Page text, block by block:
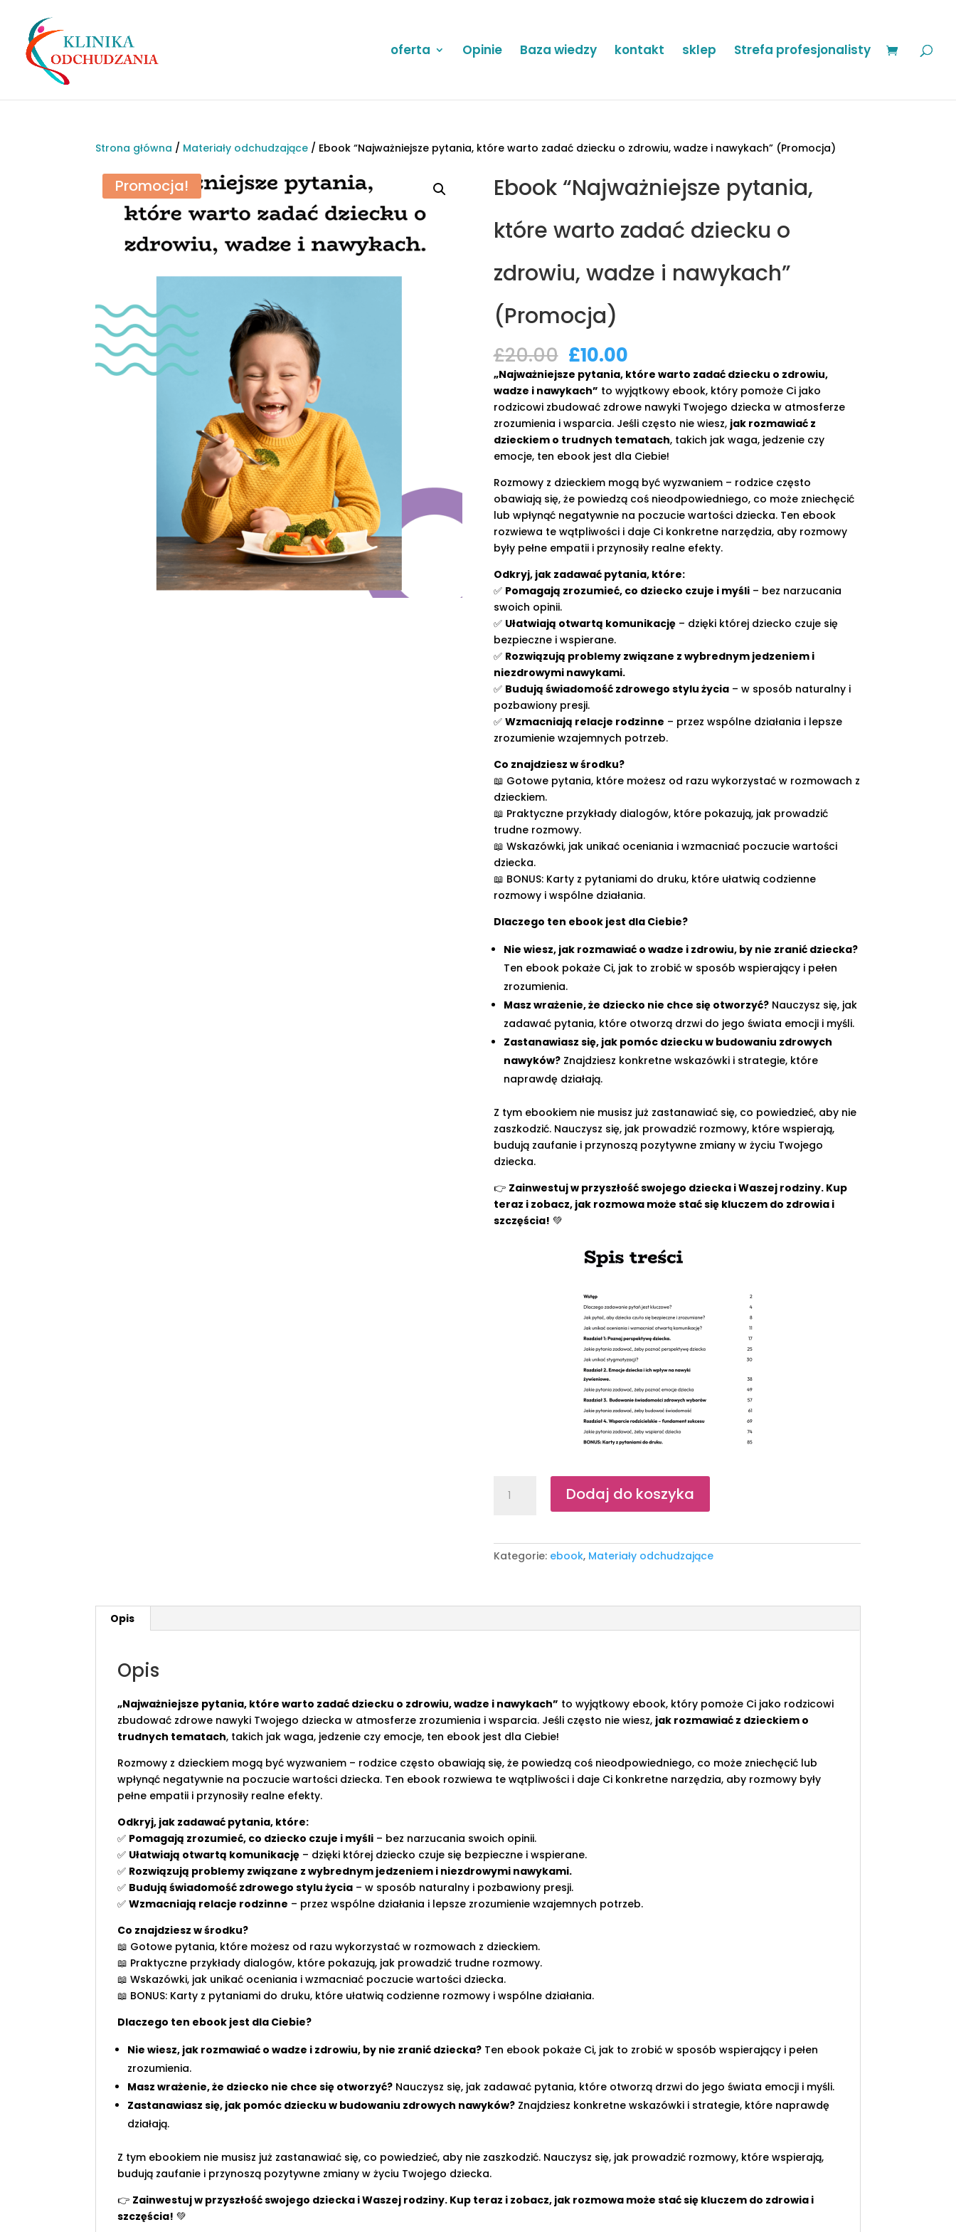
oferta Opinie Baza wiedzy kontakt sklep Strefa profesjonalisty
Strona główna / Materiały odchudzające / Ebook “Najważniejsze pytania, które warto zadać dziecku o zdrowiu, wadze i nawykach” (Promocja)
Promocja!
Ebook “Najważniejsze pytania,
które warto zadać dziecku o
zdrowiu, wadze i nawykach”
(Promocja)
£20.00 Pierwotna
cena
wynosiła:
£20.00.
£10.00Aktualna
cena
wynosi:
£10.00.
„Najważniejsze pytania, które warto zadać dziecku o zdrowiu,
wadze i nawykach” to wyjątkowy ebook, który pomoże Ci jako
rodzicowi zbudować zdrowe nawyki Twojego dziecka w atmosferze
zrozumienia i wsparcia. Jeśli często nie wiesz, jak rozmawiać z
dzieckiem o trudnych tematach, takich jak waga, jedzenie czy
emocje, ten ebook jest dla Ciebie!
Rozmowy z dzieckiem mogą być wyzwaniem – rodzice często
obawiają się, że powiedzą coś nieodpowiedniego, co może zniechęcić
lub wpłynąć negatywnie na poczucie wartości dziecka. Ten ebook
rozwiewa te wątpliwości i daje Ci konkretne narzędzia, aby rozmowy
były pełne empatii i przynosiły realne efekty.
Odkryj, jak zadawać pytania, które:
✅ Pomagają zrozumieć, co dziecko czuje i myśli– bez narzucania
swoich opinii.
✅ Ułatwiają otwartą komunikację– dzięki której dziecko czuje się
bezpieczne i wspierane.
✅ Rozwiązują problemy związane z wybrednym jedzeniem i
niezdrowymi nawykami.
✅ Budują świadomość zdrowego stylu życia– w sposób naturalny i
pozbawiony presji.
✅ Wzmacniają relacje rodzinne – przez wspólne działania i lepsze
zrozumienie wzajemnych potrzeb.
Co znajdziesz w środku?
📖 Gotowe pytania, które możesz od razu wykorzystać w rozmowach z
dzieckiem.
📖 Praktyczne przykłady dialogów, które pokazują, jak prowadzić
trudne rozmowy.
📖 Wskazówki, jak unikać oceniania i wzmacniać poczucie wartości
dziecka.
📖 BONUS: Karty z pytaniami do druku, które ułatwią codzienne
rozmowy i wspólne działania.
Dlaczego ten ebook jest dla Ciebie?
Nie wiesz, jak rozmawiać o wadze i zdrowiu, by nie zranić dziecka?
Ten ebook pokaże Ci, jak to zrobić w sposób wspierający i pełen
zrozumienia.
Masz wrażenie, że dziecko nie chce się otworzyć?Nauczysz się, jak
zadawać pytania, które otworzą drzwi do jego świata emocji i myśli.
Zastanawiasz się, jak pomóc dziecku w budowaniu zdrowych
nawyków?Znajdziesz konkretne wskazówki i strategie, które
naprawdę działają.
Z tym ebookiem nie musisz już zastanawiać się, co powiedzieć, aby nie
zaszkodzić. Nauczysz się, jak prowadzić rozmowy, które wspierają,
budują zaufanie i przynoszą pozytywne zmiany w życiu Twojego
dziecka.
👉 Zainwestuj w przyszłość swojego dziecka i Waszej rodziny. Kup
teraz i zobacz, jak rozmowa może stać się kluczem do zdrowia i
szczęścia! 💚
Ebook
"Najważniejsze
które
warto
zdrowiu,
(Promocja)
Dodaj do koszyka
Kategorie: ebook, Materiały odchudzające
Opis
Opis
„Najważniejsze pytania, które warto zadać dziecku o zdrowiu, wadze i nawykach” to wyjątkowy ebook, który pomoże Ci jako rodzicowi
zbudować zdrowe nawyki Twojego dziecka w atmosferze zrozumienia i wsparcia. Jeśli często nie wiesz, jak rozmawiać z dzieckiem o
trudnych tematach, takich jak waga, jedzenie czy emocje, ten ebook jest dla Ciebie!
Rozmowy z dzieckiem mogą być wyzwaniem – rodzice często obawiają się, że powiedzą coś nieodpowiedniego, co może zniechęcić lub
wpłynąć negatywnie na poczucie wartości dziecka. Ten ebook rozwiewa te wątpliwości i daje Ci konkretne narzędzia, aby rozmowy były
pełne empatii i przynosiły realne efekty.
Odkryj, jak zadawać pytania, które:
✅ Pomagają zrozumieć, co dziecko czuje i myśli – bez narzucania swoich opinii.
✅ Ułatwiają otwartą komunikację – dzięki której dziecko czuje się bezpieczne i wspierane.
✅ Rozwiązują problemy związane z wybrednym jedzeniem i niezdrowymi nawykami.
✅ Budują świadomość zdrowego stylu życia – w sposób naturalny i pozbawiony presji.
✅Wzmacniają relacje rodzinne – przez wspólne działania i lepsze zrozumienie wzajemnych potrzeb.
Co znajdziesz w środku?
📖 Gotowe pytania, które możesz od razu wykorzystać w rozmowach z dzieckiem.
📖 Praktyczne przykłady dialogów, które pokazują, jak prowadzić trudne rozmowy.
📖 Wskazówki, jak unikać oceniania i wzmacniać poczucie wartości dziecka.
📖 BONUS: Karty z pytaniami do druku, które ułatwią codzienne rozmowy i wspólne działania.
Dlaczego ten ebook jest dla Ciebie?
Nie wiesz, jak rozmawiać o wadze i zdrowiu, by nie zranić dziecka? Ten ebook pokaże Ci, jak to zrobić w sposób wspierający i pełen
zrozumienia.
Masz wrażenie, że dziecko nie chce się otworzyć? Nauczysz się, jak zadawać pytania, które otworzą drzwi do jego świata emocji i myśli.
Zastanawiasz się, jak pomóc dziecku w budowaniu zdrowych nawyków? Znajdziesz konkretne wskazówki i strategie, które naprawdę
działają.
Z tym ebookiem nie musisz już zastanawiać się, co powiedzieć, aby nie zaszkodzić. Nauczysz się, jak prowadzić rozmowy, które wspierają,
budują zaufanie i przynoszą pozytywne zmiany w życiu Twojego dziecka.
👉 Zainwestuj w przyszłość swojego dziecka i Waszej rodziny. Kup teraz i zobacz, jak rozmowa może stać się kluczem do zdrowia i
szczęścia! 💚